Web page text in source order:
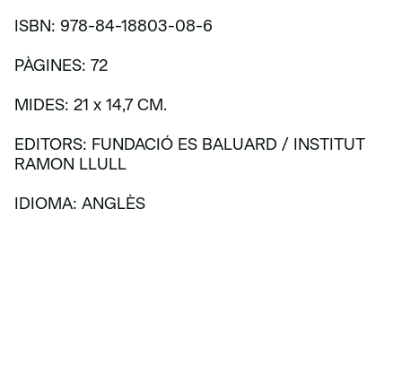
ISBN: 978-84-18803-08-6
PÀGINES: 72
MIDES: 21 x 14,7 CM.
EDITORS: FUNDACIÓ ES BALUARD / INSTITUT
RAMON LLULL
IDIOMA: ANGLÈS